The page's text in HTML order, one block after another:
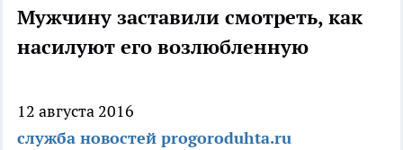
Мужчину заставили смотреть, как
насилуют его возлюбленную
12 августа 2016
служба новостей progoroduhta.ru